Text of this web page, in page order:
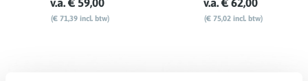
v.a. € 59,00
(€ 71,39 incl. btw)
v.a. € 62,00
(€ 75,02 incl. btw)